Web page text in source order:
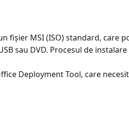
fișier MSI (ISO) standard, care
sau DVD. Procesul de
Deployment Tool, care